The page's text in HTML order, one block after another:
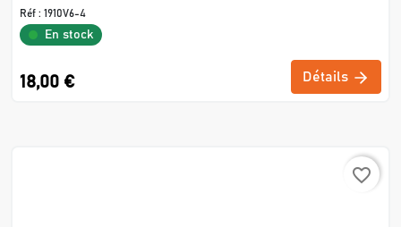
Réf : 1910V6-4
En stock
18,00 € Détails
favorite_border